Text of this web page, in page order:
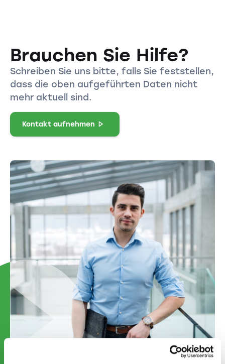
Brauchen Sie Hilfe?
Schreiben Sie uns bitte, falls Sie feststellen,
dass die oben aufgeführten Daten nicht
mehr aktuell sind.
Kontakt aufnehmen